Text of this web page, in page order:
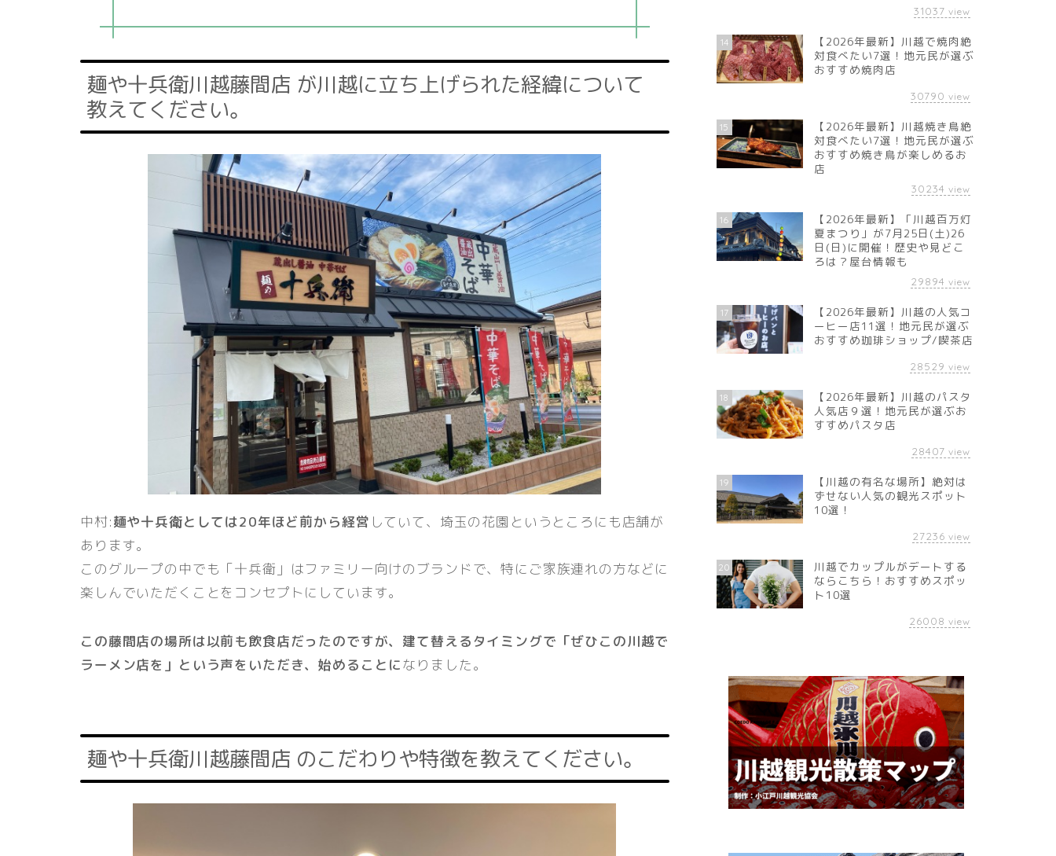
麺や十兵衛川越藤間店 が川越に立ち上げられた経緯について
教えてください。
中村:麺や十兵衛としては20年ほど前から経営 していて、埼玉の花園というところにも店舗が
あります。
このグループの中でも「十兵衛」はファミリー向けのブランドで、特にご家族連れの方などに
楽しんでいただくことをコンセプトにしています。
この藤間店の場所は以前も飲食店だったのですが、建て替えるタイミングで「ぜひこの川越で
ラーメン店を」という声をいただき、始めることになりました。
麺や十兵衛川越藤間店 のこだわりや特徴を教えてください。
31037 view
14
【2026年最新】川越で焼肉絶
対食べたい7選！地元民が選ぶ
おすすめ焼肉店
30790 view
15
【2026年最新】川越焼き鳥絶
対食べたい7選！地元民が選ぶ
おすすめ焼き鳥が楽しめるお
店
30234 view
16
【2026年最新】「川越百万灯
夏まつり」が7月25日(土)26
日(日)に開催！歴史や見どこ
ろは？屋台情報も
29894 view
17
【2026年最新】川越の人気コ
ーヒー店11選！地元民が選ぶ
おすすめ珈琲ショップ/喫茶店
28529 view
18
【2026年最新】川越のパスタ
人気店９選！地元民が選ぶお
すすめパスタ店
28407 view
19
【川越の有名な場所】絶対は
ずせない人気の観光スポット
10選！
27236 view
20
川越でカップルがデートする
ならこちら！おすすめスポッ
ト10選
26008 view